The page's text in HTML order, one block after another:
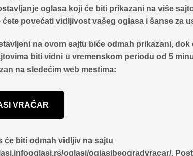
oglasa koji će biti prikazani na više
ćete povećati vidljivost vašeg oglasa i šanse za
na ovom sajtu biće odmah prikazani,
biti vidni u vremenskom periodu od 5
na sledećim web mestima:
VRAČAR
će biti odmah vidljiv na sajtu
oglasi/oglasibeogradvracar/.